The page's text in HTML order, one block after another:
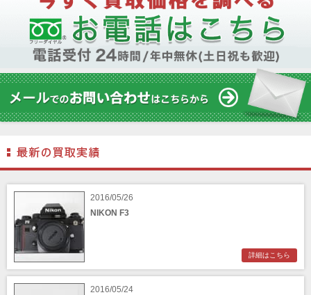
2016/05/26
NIKON F3
詳細はこちら
2016/05/24